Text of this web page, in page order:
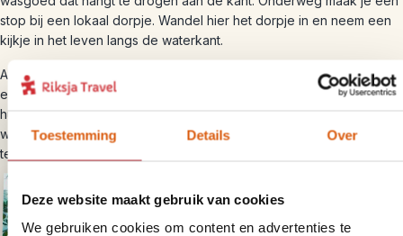
Toestemming Details Over
Deze website maakt gebruik van cookies
We gebruiken cookies om content en advertenties te
stop bij een lokaal dorpje. Wandel hier het dorpje in en neem een
kijkje in het leven langs de waterkant.
Aan het einde van de middag kom je aan in Pakbeng. Pakbeng is
een klein plaatsje, gebouwd op een heuvel met vele houten
huisjes. Langs de hoofdweg vind je verschillende restaurantjes,
welke sfeervol gelegen zijn aan de Mekong rivier. Geniet vanaf het
terras van de zon, die langzaam ondergaat in het water.